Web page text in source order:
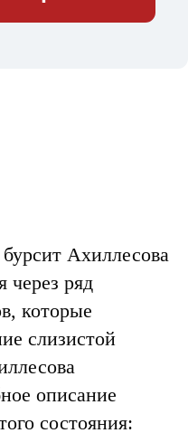
Ахиллесова
через ряд
которые
слизистой
описание
состояния: